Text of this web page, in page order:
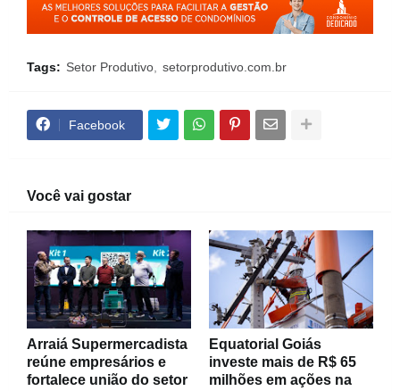
Tags: Setor Produtivo setorprodutivo.com.br
Facebook
Você vai gostar
Arraiá Supermercadista
reúne empresários e
fortalece união do setor
Equatorial Goiás
investe mais de R$ 65
milhões em ações na